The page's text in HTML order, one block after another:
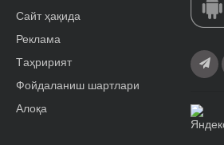
Сайт ҳақида
Реклама
Tаҳририят
Фойдаланиш шартлари
Алоқа